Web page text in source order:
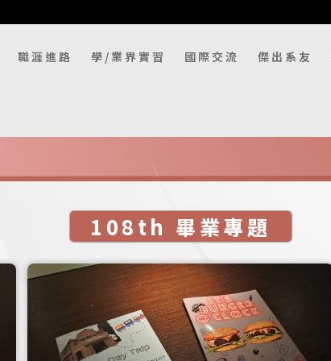
職涯進路 學/業界實習 國際交流 傑出系友
108th 畢業專題